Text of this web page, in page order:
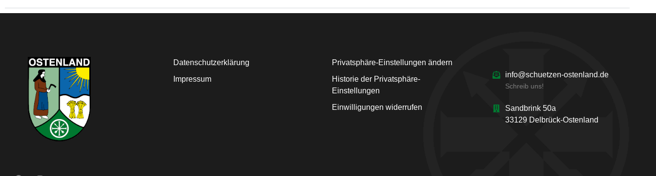
Datenschutzerklärung
Impressum
Privatsphäre-Einstellungen ändern
Historie der Privatsphäre-
Einstellungen
Einwilligungen widerrufen
info@schuetzen-ostenland.de
Schreib uns!
Sandbrink 50a
33129 Delbrück-Ostenland